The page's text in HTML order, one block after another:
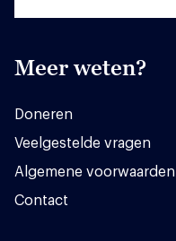
Meer weten?
Doneren
Veelgestelde vragen
Algemene voorwaarden
Contact